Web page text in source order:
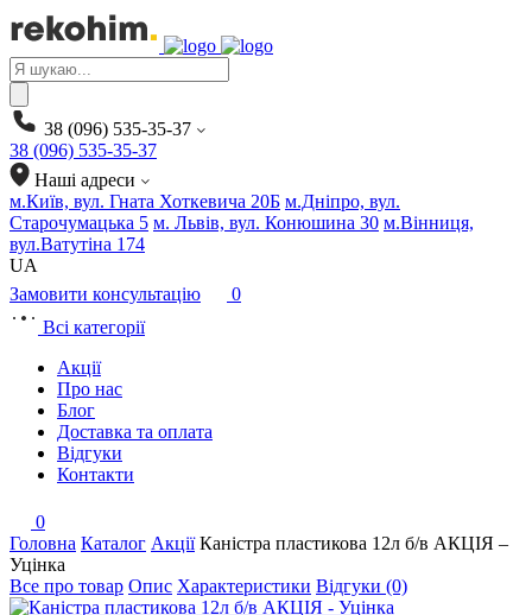
Products
search
38 (096) 535-35-37
38 (096) 535-35-37
Наші адреси
м.Київ, вул. Гната Хоткевича 20Б м.Дніпро, вул.
Старочумацька 5 м. Львів, вул. Конюшина 30 м.Вінниця,
вул.Ватутіна 174
UA
Замовити консультацію
0
Всі категорії
Акції
Про нас
Блог
Доставка та оплата
Відгуки
Контакти
0
Головна Каталог Акції Каністра пластикова 12л б/в АКЦІЯ –
Уцінка
Все про товар Опис Характеристики Відгуки (0)